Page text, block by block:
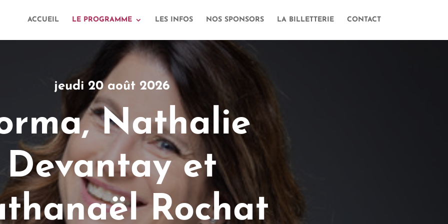
ACCUEIL LE PROGRAMME LES INFOS NOS SPONSORS LA BILLETTERIE CONTACT
jeudi 20 août 2026
Nathalie
Devantay et
Rochat